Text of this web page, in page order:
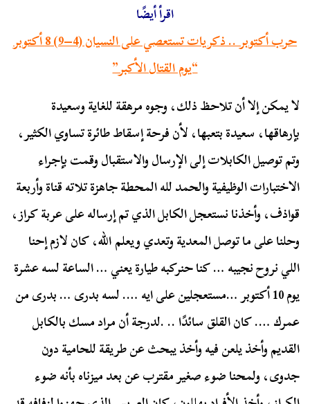
اقرأ أيضًا
حرب أكتوبر .. ذكريات تستعصي على النسيان (4–9) 8 أكتوبر
“يوم القتال الأكبر”
لا يمكن إلا أن تلاحظ ذلك، وجوه مرهقة للغاية وسعيدة
بإرهاقها، سعيدة بتعبها، لأن فرحة إسقاط طائرة تساوي الكثير،
وتم توصيل الكابلات إلى الإرسال والاستقبال وقمت بإجراء
الاختبارات الوظيفية والحمد لله المحطة جاهزة تلاته قناة وأربعة
قواذف، وأخذنا نستعجل الكابل الذي تم إرساله على عربة كراز،
وحلنا على ما توصل المعدية وتعدي ويعلم الله، كان لازم إحنا
اللي نروح نجيبه … كنا حنركبه طيارة يعني … الساعة لسه عشرة
يوم 10 أكتوبر …مستعجلين على ايه …. لسه بدرى … بدرى من
عمرك …. كان القلق سائدًا .. .لدرجة أن مراد مسك بالكابل
القديم وأخذ يلعن فيه وأخذ يبحث عن طريقة للحامية دون
جدوى، ولمحنا ضوء صغير مقترب عن بعد ميزناه بأنه ضوء